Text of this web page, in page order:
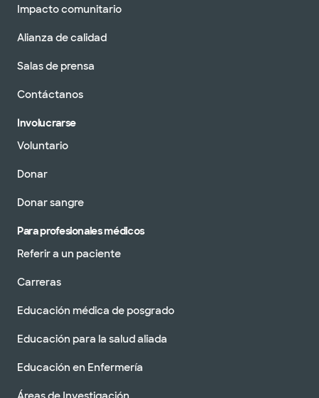
Impacto comunitario
Alianza de calidad
Salas de prensa
Contáctanos
Involucrarse
Voluntario
Donar
Donar sangre
Para profesionales médicos
Referir a un paciente
Carreras
Educación médica de posgrado
Educación para la salud aliada
Educación en Enfermería